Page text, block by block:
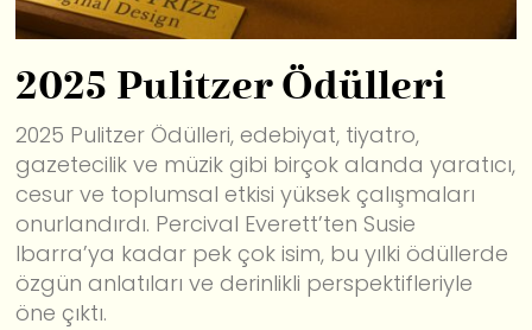
2025 Pulitzer Ödülleri
2025 Pulitzer Ödülleri, edebiyat, tiyatro,
gazetecilik ve müzik gibi birçok alanda yaratıcı,
cesur ve toplumsal etkisi yüksek çalışmaları
onurlandırdı. Percival Everett’ten Susie
Ibarra’ya kadar pek çok isim, bu yılki ödüllerde
özgün anlatıları ve derinlikli perspektifleriyle
öne çıktı.